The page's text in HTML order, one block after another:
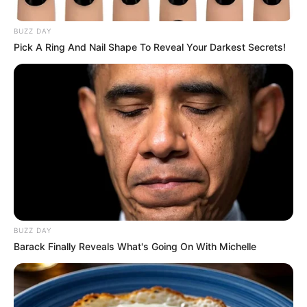
Gobernación de Cundinamarca
Sea buena papa y ayude a los campesinos
Por:
J. Adriana Pardo
Agosto 16, 2025
BUZZ DAY
Pick A Ring And Nail Shape To Reveal Your Darkest Secrets!
BUZZ DAY
Barack Finally Reveals What's Going On With Michelle